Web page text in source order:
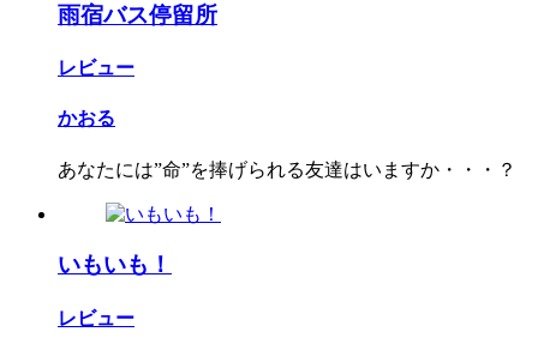
雨宿バス停留所
レビュー
かおる
あなたには”命”を捧げられる友達はいますか・・・？
いもいも！
レビュー